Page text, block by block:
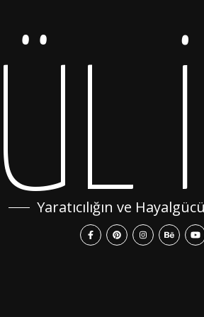
Yaratıcılığın ve